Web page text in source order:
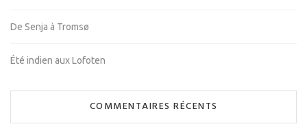
De Senja à Tromsø
Été indien aux Lofoten
COMMENTAIRES RÉCENTS